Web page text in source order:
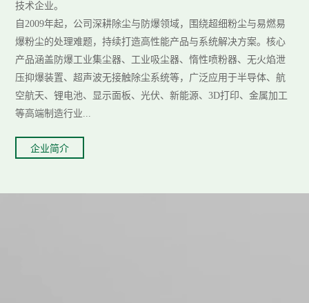
技术企业。
自2009年起，公司深耕除尘与防爆领域，围绕超细粉尘与易燃易
爆粉尘的处理难题，持续打造高性能产品与系统解决方案。核心
产品涵盖防爆工业集尘器、工业吸尘器、惰性喷粉器、无火焰泄
压抑爆装置、超声波无接触除尘系统等，广泛应用于半导体、航
空航天、锂电池、显示面板、光伏、新能源、3D打印、金属加工
等高端制造行业...
企业简介